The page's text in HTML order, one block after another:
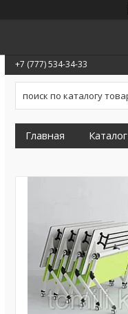
+7 (777) 534-34-33
Главная Каталог